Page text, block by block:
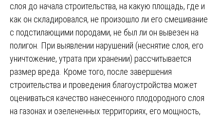
слоя до начала строительства, на какую площадь, где и
как он складировался, не произошло ли его смешивание
с подстилающими породами, не был ли он вывезен на
полигон. При выявлении нарушений (неснятие слоя, его
уничтожение, утрата при хранении) рассчитывается
размер вреда. Кроме того, после завершения
строительства и проведения благоустройства может
оцениваться качество нанесенного плодородного слоя
на газонах и озелененных территориях, его мощность,